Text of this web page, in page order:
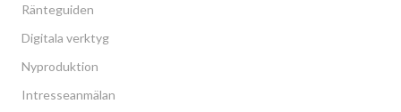
Ränteguiden
Digitala verktyg
Nyproduktion
Intresseanmälan